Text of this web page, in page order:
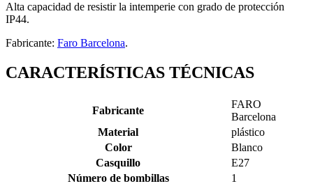
Alta capacidad de resistir la intemperie con grado de protección
IP44.
Fabricante: Faro Barcelona.
CARACTERÍSTICAS TÉCNICAS
Fabricante
FARO
Barcelona
Material
plástico
Color
Blanco
Casquillo
E27
Número de bombillas
1